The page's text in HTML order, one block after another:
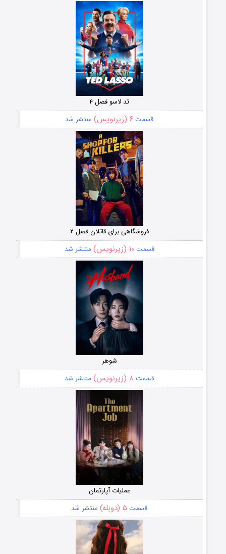
تد لاسو فصل ۴
قسمت ۶ (زیرنویس) منتشر شد
فروشگاهی برای قاتلان فصل ۲
قسمت۱۰ (زیرنویس) منتشر شد
شوهر
قسمت ۸ (زیرنویس) منتشر شد
عملیات آپارتمان
قسمت ۵ (دوبله) منتشر شد